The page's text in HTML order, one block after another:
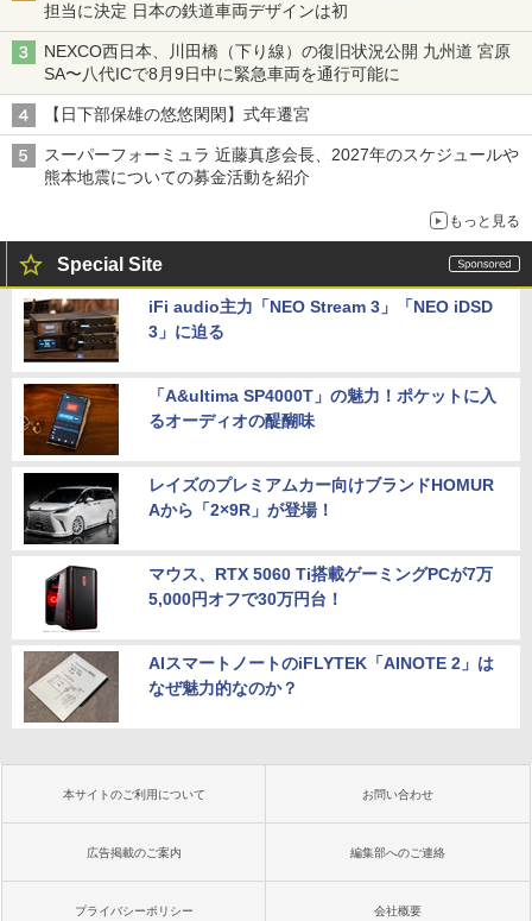
担当に決定 日本の鉄道車両デザインは初
NEXCO西日本、川田橋（下り線）の復旧状況公開 九州道 宮原
SA〜八代ICで8月9日中に緊急車両を通行可能に
【日下部保雄の悠悠閑閑】式年遷宮
スーパーフォーミュラ 近藤真彦会長、2027年のスケジュールや
熊本地震についての募金活動を紹介
もっと見る
Special Site
iFi audio主力「NEO Stream 3」「NEO iDSD
3」に迫る
「A&ultima SP4000T」の魅力！ポケットに入
るオーディオの醍醐味
レイズのプレミアムカー向けブランドHOMUR
Aから「2×9R」が登場！
マウス、RTX 5060 Ti搭載ゲーミングPCが7万
5,000円オフで30万円台！
AIスマートノートのiFLYTEK「AINOTE 2」は
なぜ魅力的なのか？
本サイトのご利用について お問い合わせ
広告掲載のご案内 編集部へのご連絡
プライバシーポリシー 会社概要